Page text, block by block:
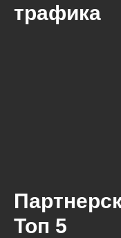
трафика
Топ 5